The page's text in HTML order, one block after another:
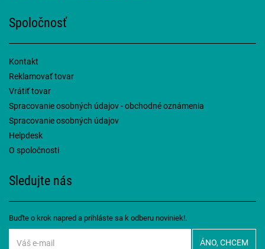
Spoločnosť
Kontakt
Reklamovať tovar
Vrátiť tovar
Spracovanie osobných údajov - obchodné oznámenia
Spracovanie osobných údajov
Helpdesk
O spoločnosti
Sledujte nás
Buďte o krok napred a prihláste sa k odberu noviniek!.